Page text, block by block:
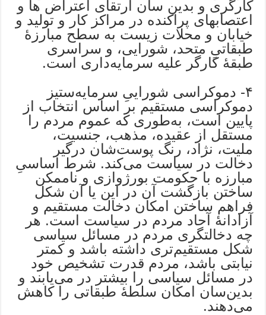
کارگری و بدین سان ارتقای اعتراض ها و
اعتصابهای پراکنده در مراکز کار و تولید و
خیابان و محلات زیست به سطح مبارزۀ
طبقاتیِ متحد، شورایی، و سراسری
طبقۀ کارگر علیه سرمایه‌داری است.
۴- دموکراسی شوراییِ سرمایه‌ستیز
دموکراسی مستقیم بر اساس انتخاب از
پایین است‌، به‌طوری که عموم مردم را
مستقل از عقیده، مذهب، جنسیت،
ملیت، نژاد، رنگ پوست‌شان درگیر
دخالت در سیاست می‌کند. شرط اساسیِ
مبارزه با حکومت بورژوازی و ناممکن
ساختن بازگشت آن در این یا آن شکل
فراهم ساختن امکان دخالت مستقیم و
آزادانۀ آحاد مردم در سیاست است. هر
چه دخالتگری مردم در مسائل سیاسی
شکل مستقیم‌تری داشته باشد و کمتر
نیابتی باشد، مردم قدرت تشخیص خود
در مسائل سیاسی را بیشتر در می‌یابند و
بدین‌سان امکان سلطۀ طبقاتی را کاهش
می‌دهند.